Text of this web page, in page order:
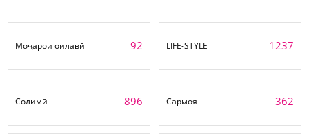
Моҷарои оилавӣ 92 LIFE-STYLE 1237
Солимӣ 896 Сармоя 362